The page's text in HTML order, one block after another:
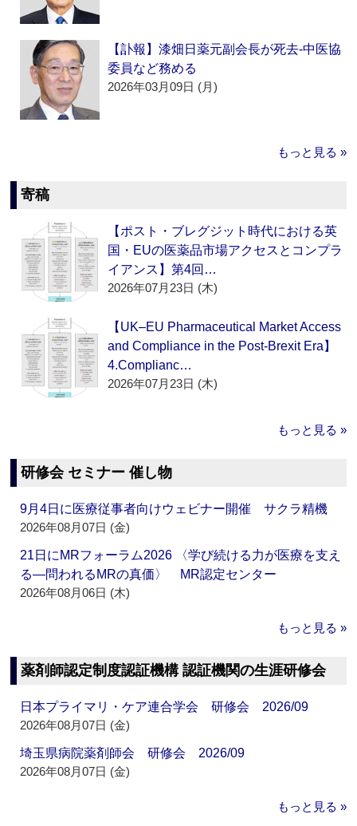
【訃報】漆畑日薬元副会長が死去‐中医協
委員など務める
2026年03月09日 (月)
もっと見る »
寄稿
【ポスト・ブレグジット時代における英
国・EUの医薬品市場アクセスとコンプラ
イアンス】第4回…
2026年07月23日 (木)
【UK–EU Pharmaceutical Market Access
and Compliance in the Post-Brexit Era】
4.Complianc…
2026年07月23日 (木)
もっと見る »
研修会 セミナー 催し物
9月4日に医療従事者向けウェビナー開催 サクラ精機
2026年08月07日 (金)
21日にMRフォーラム2026 〈学び続ける力が医療を支え
る―問われるMRの真価〉 MR認定センター
2026年08月06日 (木)
もっと見る »
薬剤師認定制度認証機構 認証機関の生涯研修会
日本プライマリ・ケア連合学会 研修会 2026/09
2026年08月07日 (金)
埼玉県病院薬剤師会 研修会 2026/09
2026年08月07日 (金)
もっと見る »